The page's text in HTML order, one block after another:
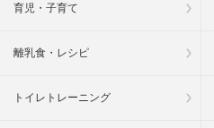
育児・子育て
離乳食・レシピ
トイレトレーニング